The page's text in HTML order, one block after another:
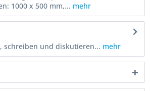
1000 x 500 mm,... mehr
schreiben und diskutieren... mehr